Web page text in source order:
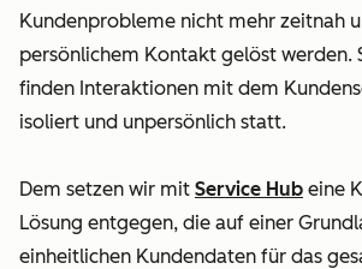
Kundenprobleme nicht mehr zeitnah
persönlichem Kontakt gelöst werden.
finden Interaktionen mit dem
isoliert und unpersönlich statt.
Dem setzen wir mit Service Hub eine
Lösung entgegen, die auf einer
einheitlichen Kundendaten für das